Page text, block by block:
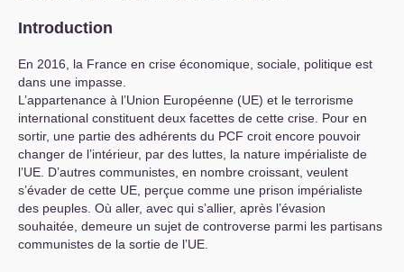
Introduction
En 2016, la France en crise économique, sociale, politique est
dans une impasse.
L’appartenance à l’Union Européenne (UE) et le terrorisme
international constituent deux facettes de cette crise. Pour en
sortir, une partie des adhérents du PCF croit encore pouvoir
changer de l’intérieur, par des luttes, la nature impérialiste de
l’UE . D’autres communistes, en nombre croissant, veulent
s’évader de cette UE , perçue comme une prison impérialiste
des peuples. Où aller, avec qui s’allier, après l’évasion
souhaitée, demeure un sujet de controverse parmi les partisans
communistes de la sortie de l’UE